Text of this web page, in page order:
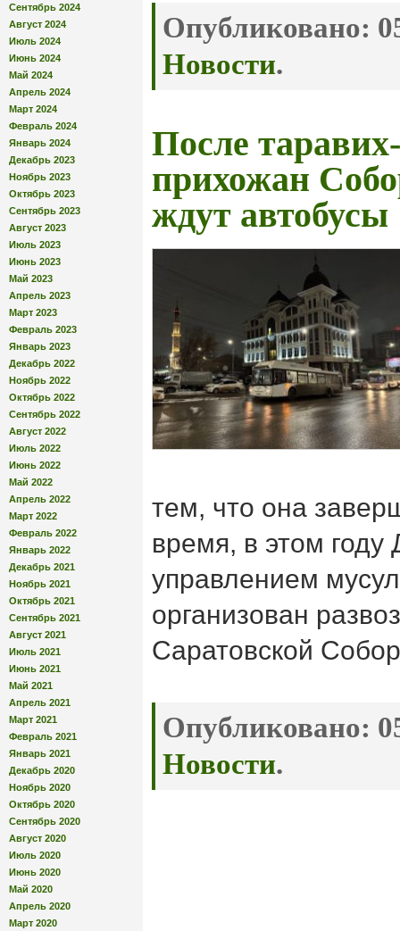
Сентябрь 2024
Август 2024
Июль 2024
Июнь 2024
Май 2024
Апрель 2024
Март 2024
Февраль 2024
Январь 2024
Декабрь 2023
Ноябрь 2023
Октябрь 2023
Сентябрь 2023
Август 2023
Июль 2023
Июнь 2023
Май 2023
Апрель 2023
Март 2023
Февраль 2023
Январь 2023
Декабрь 2022
Ноябрь 2022
Октябрь 2022
Сентябрь 2022
Август 2022
Июль 2022
Июнь 2022
Май 2022
Апрель 2022
Март 2022
Февраль 2022
Январь 2022
Декабрь 2021
Ноябрь 2021
Октябрь 2021
Сентябрь 2021
Август 2021
Июль 2021
Июнь 2021
Май 2021
Апрель 2021
Март 2021
Февраль 2021
Январь 2021
Декабрь 2020
Ноябрь 2020
Октябрь 2020
Сентябрь 2020
Август 2020
Июль 2020
Июнь 2020
Май 2020
Апрель 2020
Март 2020
Опубликовано:
Новости.
После
прихожан
ждут автобусы
тем, что она
время, в этом
управлением
организован
Саратовской
Опубликовано:
Новости.